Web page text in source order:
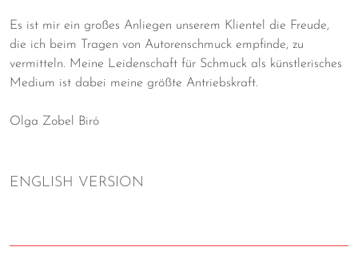
Es ist mir ein großes Anliegen unserem Klientel die Freude,
die ich beim Tragen von Autorenschmuck empfinde, zu
vermitteln. Meine Leidenschaft für Schmuck als künstlerisches
Medium ist dabei meine größte Antriebskraft.
Olga Zobel Biró
ENGLISH VERSION